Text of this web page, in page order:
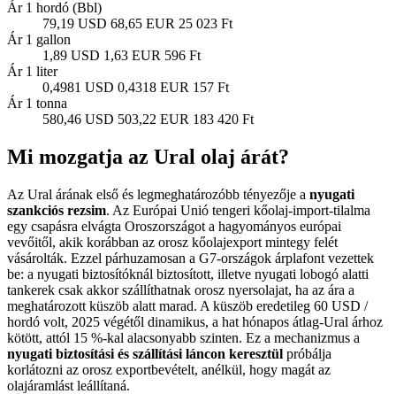
Ár 1 hordó (Bbl)
79,19 USD 68,65 EUR 25 023 Ft
Ár 1 gallon
1,89 USD 1,63 EUR 596 Ft
Ár 1 liter
0,4981 USD 0,4318 EUR 157 Ft
Ár 1 tonna
580,46 USD 503,22 EUR 183 420 Ft
Mi mozgatja az Ural olaj árát?
Az Ural árának első és legmeghatározóbb tényezője a nyugati
szankciós rezsim. Az Európai Unió tengeri kőolaj-import-tilalma
egy csapásra elvágta Oroszországot a hagyományos európai
vevőitől, akik korábban az orosz kőolajexport mintegy felét
vásárolták. Ezzel párhuzamosan a G7-országok árplafont vezettek
be: a nyugati biztosítóknál biztosított, illetve nyugati lobogó alatti
tankerek csak akkor szállíthatnak orosz nyersolajat, ha az ára a
meghatározott küszöb alatt marad. A küszöb eredetileg 60 USD /
hordó volt, 2025 végétől dinamikus, a hat hónapos átlag-Ural árhoz
kötött, attól 15 %-kal alacsonyabb szinten. Ez a mechanizmus a
nyugati biztosítási és szállítási láncon keresztül próbálja
korlátozni az orosz exportbevételt, anélkül, hogy magát az
olajáramlást leállítaná.